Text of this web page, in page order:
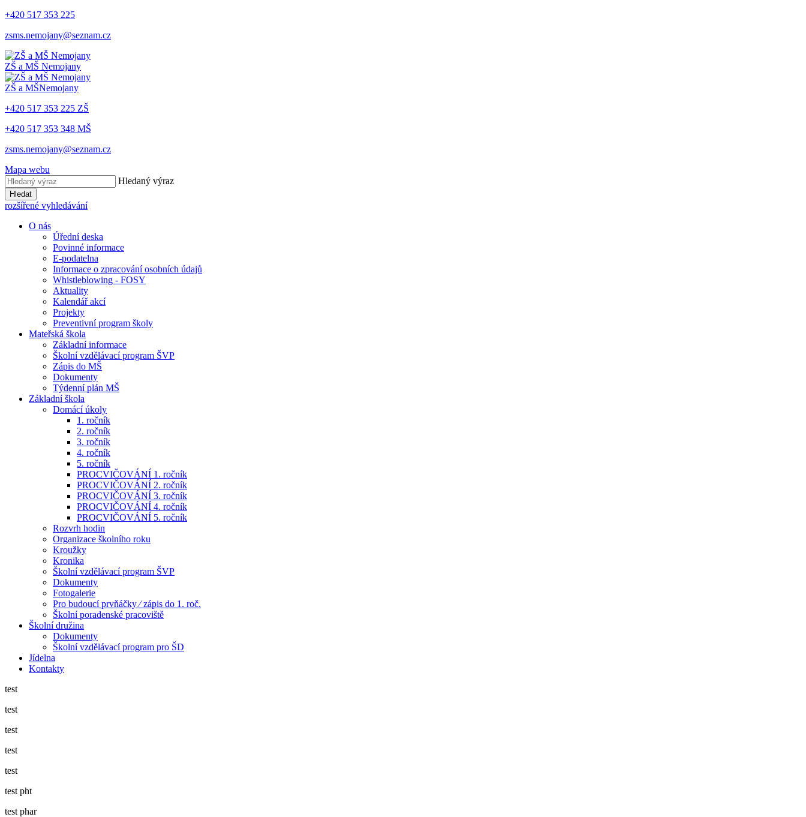
+420 517 353 225
zsms.nemojany@seznam.cz
ZŠ a MŠ Nemojany
ZŠ a MŠNemojany
+420 517 353 225 ZŠ
+420 517 353 348 MŠ
zsms.nemojany@seznam.cz
Mapa webu
Hledaný výraz
Hledat
rozšířené vyhledávání
O nás
Úřední deska
Povinné informace
E-podatelna
Informace o zpracování osobních údajů
Whistleblowing - FOSY
Aktuality
Kalendář akcí
Projekty
Preventivní program školy
Mateřská škola
Základní informace
Školní vzdělávací program ŠVP
Zápis do MŠ
Dokumenty
Týdenní plán MŠ
Základní škola
Domácí úkoly
1. ročník
2. ročník
3. ročník
4. ročník
5. ročník
PROCVIČOVÁNÍ 1. ročník
PROCVIČOVÁNÍ 2. ročník
PROCVIČOVÁNÍ 3. ročník
PROCVIČOVÁNÍ 4. ročník
PROCVIČOVÁNÍ 5. ročník
Rozvrh hodin
Organizace školního roku
Kroužky
Kronika
Školní vzdělávací program ŠVP
Dokumenty
Fotogalerie
Pro budoucí prvňáčky ⁄ zápis do 1. roč.
Školní poradenské pracoviště
Školní družina
Dokumenty
Školní vzdělávací program pro ŠD
Jídelna
Kontakty
test
test
test
test
test
test pht
test phar